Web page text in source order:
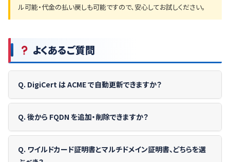
ル可能・代金の払い戻しも可能ですので、安心してお試しください。
よくあるご質問
Q. DigiCert は ACME で自動更新できますか？
Q. 後から FQDN を追加・削除できますか？
Q. ワイルドカード証明書とマルチドメイン証明書、どちらを選